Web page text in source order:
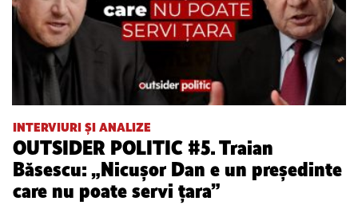
INTERVIURI ȘI ANALIZE
OUTSIDER POLITIC #5. Traian
Băsescu: „Nicușor Dan e un președinte
care nu poate servi țara”